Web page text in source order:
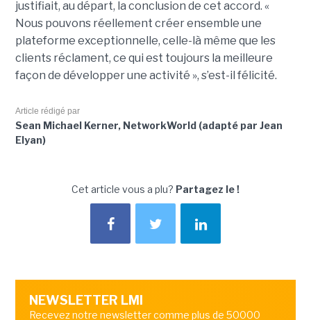
justifiait, au départ, la conclusion de cet accord. «
Nous pouvons réellement créer ensemble une
plateforme exceptionnelle, celle-là même que les
clients réclament, ce qui est toujours la meilleure
façon de développer une activité », s’est-il félicité.
Article rédigé par
Sean Michael Kerner, NetworkWorld (adapté par Jean
Elyan)
Cet article vous a plu? Partagez le !
NEWSLETTER LMI
Recevez notre newsletter comme plus de 50000